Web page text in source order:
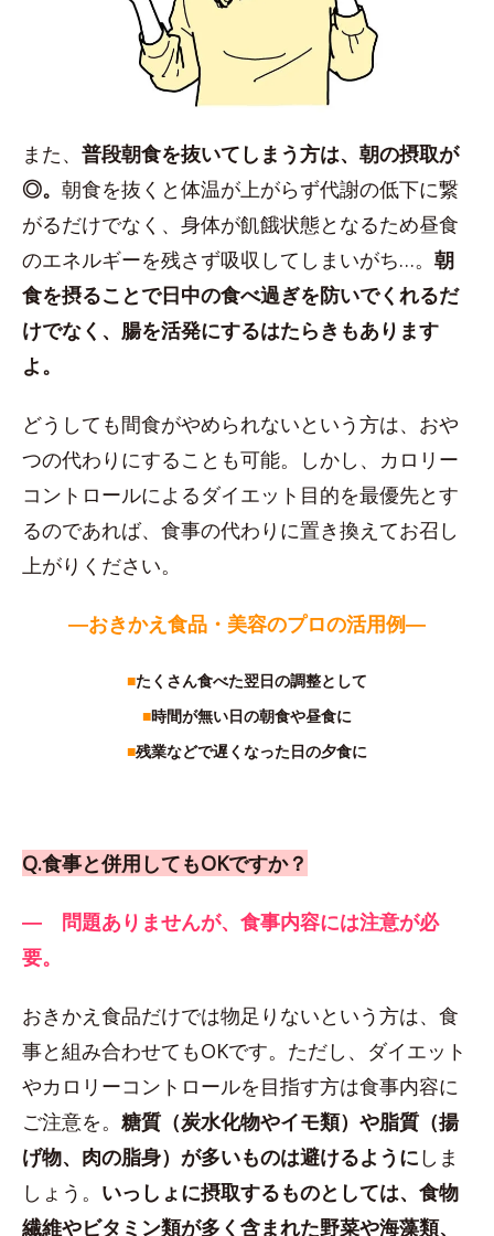
また、 普段朝食を抜いてしまう方は、朝の摂取が
◎。 朝食を抜くと体温が上がらず代謝の低下に繋
がるだけでなく、身体が飢餓状態となるため昼食
のエネルギーを残さず吸収してしまいがち…。 朝
食を摂ることで日中の食べ過ぎを防いでくれるだ
けでなく、腸を活発にするはたらきもあります
よ。
どうしても間食がやめられないという方は、おや
つの代わりにすることも可能。しかし、カロリー
コントロールによるダイエット目的を最優先とす
るのであれば、食事の代わりに置き換えてお召し
上がりください。
―おきかえ食品・美容のプロの活用例―
■たくさん食べた翌日の調整として
■時間が無い日の朝食や昼食に
■残業などで遅くなった日の夕食に
Q.食事と併用してもOKですか？
― 問題ありませんが、食事内容には注意が必
要。
おきかえ食品だけでは物足りないという方は、食
事と組み合わせてもOKです。ただし、ダイエット
やカロリーコントロールを目指す方は食事内容に
ご注意を。 糖質（炭水化物やイモ類）や脂質（揚
げ物、肉の脂身）が多いものは避けるように しま
しょう。 いっしょに摂取するものとしては、食物
繊維やビタミン類が多く含まれた野菜や海藻類、